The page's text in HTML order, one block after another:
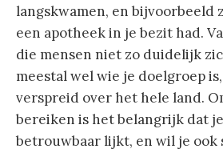
langskwamen, en bijvoorbeeld
een apotheek in je bezit had.
die mensen niet zo duidelijk
meestal wel wie je doelgroep
verspreid over het hele land.
bereiken is het belangrijk dat
betrouwbaar lijkt, en wil je ook